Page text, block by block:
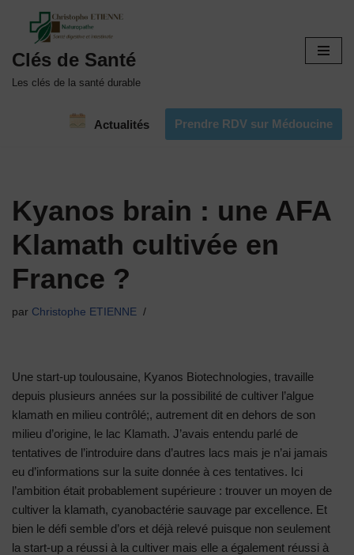
au
contenu
Clés de Santé
Les clés de la santé durable
Actualités Prendre RDV sur Médoucine
Kyanos brain : une AFA
Klamath cultivée en
France ?
par Christophe ETIENNE
Une start-up toulousaine, Kyanos Biotechnologies, travaille
depuis plusieurs années sur la possibilité de cultiver l’algue
klamath en milieu contrôlé;, autrement dit en dehors de son
milieu d’origine, le lac Klamath. J’avais entendu parlé de
tentatives de l’introduire dans d’autres lacs mais je n’ai jamais
eu d’informations sur la suite donnée à ces tentatives. Ici
l’ambition était probablement supérieure : trouver un moyen de
cultiver la klamath, cyanobactérie sauvage par excellence. Et
bien le défi semble d’ors et déjà relevé puisque non seulement
la start-up a réussi à la cultiver mais elle a également réussi à